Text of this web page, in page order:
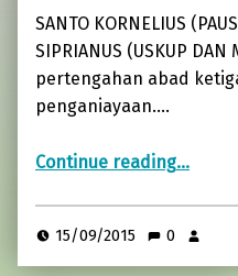
SANTO KORNELIUS
SIPRIANUS (USKUP DAN
pertengahan abad
penganiayaan.…
Continue reading“RABU, 16 SEPTEMBER 2015: PW St. KORNELIUS (PAUS DAN MARTIR, +253), St. SIPRIANUS (USKUP DAN MARTIR, 210-258)”
…
15/09/2015 0